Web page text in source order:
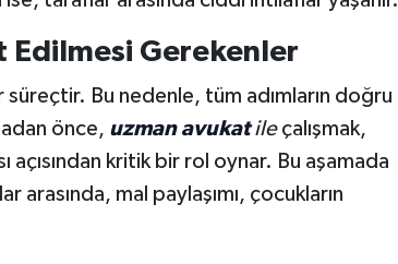
Edilmesi Gerekenler
süreçtir. Bu nedenle, tüm adımların doğru
önce, uzman avukatileçalışmak,
açısından kritik bir rol oynar. Bu aşamada
mal paylaşımı, çocukların